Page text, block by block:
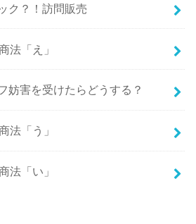
ク？！訪問販売
法「え」
妨害を受けたらどうする？
法「う」
法「い」